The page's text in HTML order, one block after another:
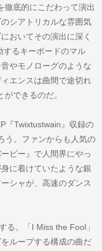
徹底的にこだわって演出
シアトリカルな雰囲気
おいてその演出に深く
するキーボードのマル
やモノローグのような
エンスは曲間で途切れ
できるのだ。
『Twixtustwain』収録の
う。ファンからも人気の
ビー』で人間界にやっ
に着けていたような銀
シャが、高速のダンス
る。「I Miss the Fool」
ループする構成の曲だ